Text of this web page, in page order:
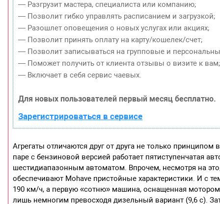
— Разгрузит мастера, специалиста или компанию;
— Позволит гибко управлять расписанием и загрузкой;
— Разошлет оповещения о новых услугах или акциях;
— Позволит принять оплату на карту/кошелек/счет;
— Позволит записываться на групповые и
— Поможет получить от клиента отзывы о визите к вам;
— Включает в себя сервис чаевых.
Для новых пользователей первый месяц бесплатно.
Зарегистрироваться в сервисе
Агрегаты отличаются друг от друга не только
паре с бензиновой версией работает пятиступенчатая
шестидиапазонным автоматом. Впрочем, несмотря на
обеспечивают Mohave пристойные характеристики. И с
190 км/ч, а первую «сотню» машина, оснащенная
лишь немногим превосходя дизельный вариант (9,6 с).